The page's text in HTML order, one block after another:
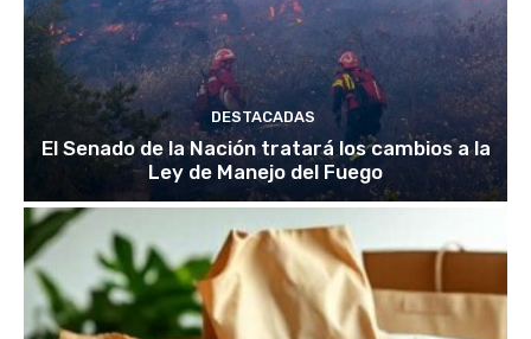
DESTACADAS
El Senado de la Nación tratará los cambios a la
Ley de Manejo del Fuego